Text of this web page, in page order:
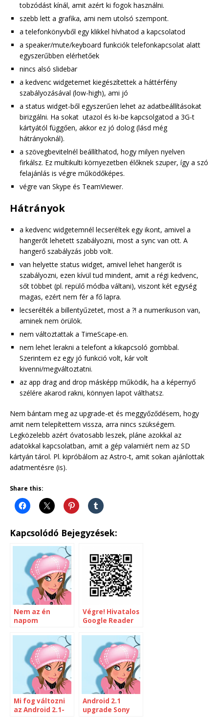
tobzódást kínál, amit azért ki fogok használni.
szebb lett a grafika, ami nem utolsó szempont.
a telefonkönyvből egy klikkel hívhatod a kapcsolatod
a speaker/mute/keyboard funkciók telefonkapcsolat alatt
egyszerűbben elérhetőek
nincs alsó slidebar
a kedvenc widgetemet kiegészítettek a háttérfény
szabályozásával (low-high), ami jó
a status widget-ből egyszerűen lehet az adatbeállításokat
birizgálni. Ha sokat utazol és ki-be kapcsolgatod a 3G-t
kártyától függően, akkor ez jó dolog (lásd még
hátrányoknál).
a szövegbevitelnél beállíthatod, hogy milyen nyelven
firkálsz. Ez multikulti környezetben élőknek szuper, így a szó
felajánlás is végre működőképes.
végre van Skype és TeamViewer.
Hátrányok
a kedvenc widgetemnél lecseréltek egy ikont, amivel a
hangerőt lehetett szabályozni, most a sync van ott. A
hangerő szabályzás jobb volt.
van helyette status widget, amivel lehet hangerőt is
szabályozni, ezen kívül tud mindent, amit a régi kedvenc,
sőt többet (pl. repülő módba váltani), viszont két egység
magas, ezért nem fér a fő lapra.
lecserélték a billentyűzetet, most a ?! a numerikuson van,
aminek nem örülök.
nem változtattak a TimeScape-en.
nem lehet lerakni a telefont a kikapcsoló gombbal.
Szerintem ez egy jó funkció volt, kár volt
kivenni/megváltoztatni.
az app drag and drop másképp működik, ha a képernyő
szélére akarod rakni, könnyen lapot válthatsz.
Nem bántam meg az upgrade-et és meggyőződésem, hogy
amit nem telepítettem vissza, arra nincs szükségem.
Legközelebb azért óvatosabb leszek, pláne azokkal az
adatokkal kapcsolatban, amit a gép valamiért nem az SD
kártyán tárol. Pl. kipróbálom az Astro-t, amit sokan ajánlottak
adatmentésre (is).
Share this:
Kapcsolódó Bejegyzések:
Nem az én
napom
Végre! Hivatalos
Google Reader
Mi fog változni
az Android 2.1-
Android 2.1
upgrade Sony